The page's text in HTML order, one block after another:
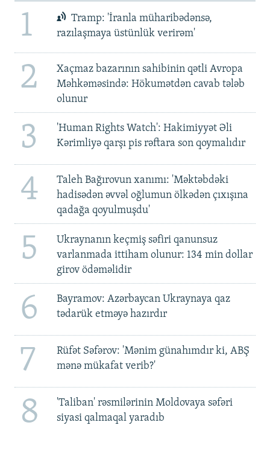
1
Tramp: 'İranla müharibədənsə,
razılaşmaya üstünlük verirəm'
2
Xaçmaz bazarının sahibinin qətli Avropa
Məhkəməsində: Hökumətdən cavab tələb
olunur
3
'Human Rights Watch': Hakimiyyət Əli
Kərimliyə qarşı pis rəftara son qoymalıdır
4
Taleh Bağırovun xanımı: 'Məktəbdəki
hadisədən əvvəl oğlumun ölkədən çıxışına
qadağa qoyulmuşdu'
5
Ukraynanın keçmiş səfiri qanunsuz
varlanmada ittiham olunur: 134 min dollar
girov ödəməlidir
6
Bayramov: Azərbaycan Ukraynaya qaz
tədarük etməyə hazırdır
7
Rüfət Səfərov: 'Mənim günahımdır ki, ABŞ
mənə mükafat verib?'
8
'Taliban' rəsmilərinin Moldovaya səfəri
siyasi qalmaqal yaradıb